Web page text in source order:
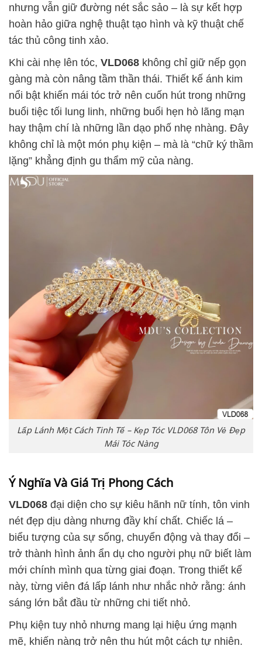
nhưng vẫn giữ đường nét sắc sảo – là sự kết hợp
hoàn hảo giữa nghệ thuật tạo hình và kỹ thuật chế
tác thủ công tinh xảo.
Khi cài nhẹ lên tóc, VLD068 không chỉ giữ nếp gọn
gàng mà còn nâng tầm thần thái. Thiết kế ánh kim
nổi bật khiến mái tóc trở nên cuốn hút trong những
buổi tiệc tối lung linh, những buổi hẹn hò lãng mạn
hay thậm chí là những lần dạo phố nhẹ nhàng. Đây
không chỉ là một món phụ kiện – mà là “chữ ký thầm
lặng” khẳng định gu thẩm mỹ của nàng.
Lấp Lánh Một Cách Tinh Tế – Kẹp Tóc VLD068 Tôn Vẻ Đẹp
Mái Tóc Nàng
Ý Nghĩa Và Giá Trị Phong Cách
VLD068 đại diện cho sự kiêu hãnh nữ tính, tôn vinh
nét đẹp dịu dàng nhưng đầy khí chất. Chiếc lá –
biểu tượng của sự sống, chuyển động và thay đổi –
trở thành hình ảnh ẩn dụ cho người phụ nữ biết làm
mới chính mình qua từng giai đoạn. Trong thiết kế
này, từng viên đá lấp lánh như nhắc nhở rằng: ánh
sáng lớn bắt đầu từ những chi tiết nhỏ.
Phụ kiện tuy nhỏ nhưng mang lại hiệu ứng mạnh
mẽ, khiến nàng trở nên thu hút một cách tự nhiên.